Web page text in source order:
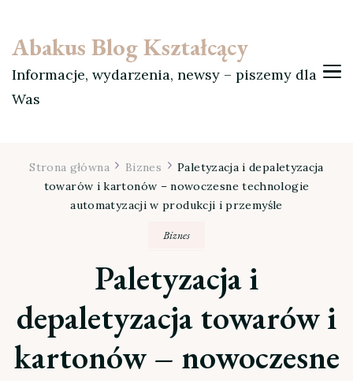
Abakus Blog Kształcący
Informacje, wydarzenia, newsy – piszemy dla
Was
Strona główna Biznes
Paletyzacja i depaletyzacja
towarów i kartonów – nowoczesne technologie
automatyzacji w produkcji i przemyśle
Biznes
Paletyzacja i
depaletyzacja towarów i
kartonów – nowoczesne